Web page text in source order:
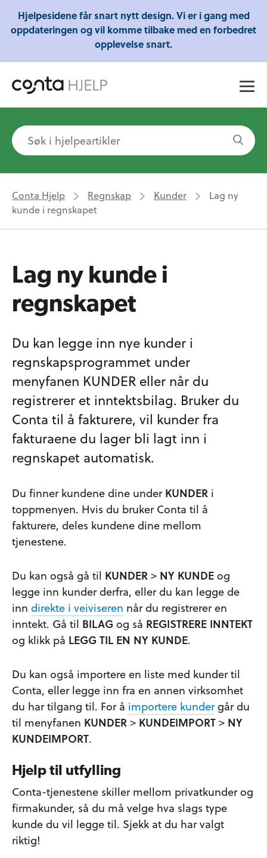
Gratis webinarer fra Conta - Lær om regnskap,
skatt og mye mer!
Conta Hjelp Regnskap Kunder
Lag ny
kunde i regnskapet
Lag ny kunde i
regnskapet
Du kan legge inn nye kunder i
regnskapsprogrammet under
menyfanen KUNDER eller når du
registrerer et inntektsbilag. Bruker du
Conta til å fakturere, vil kunder fra
fakturaene du lager bli lagt inn i
regnskapet automatisk.
Du finner kundene dine underKUNDER i
toppmenyen. Hvis du bruker Conta til å
fakturere, deles kundene dine mellom
tjenestene.
Du kan også gå til KUNDER> NY KUNDEog
legge inn kunder derfra, eller du kan legge de
inn direkte i veiviseren når du registrerer en
inntekt. Gå til BILAG og så REGISTRERE INNTEKT
og klikk på LEGG TIL EN NY KUNDE.
Du kan også importere en liste med kunder til
Conta, eller legge inn fra en annen virksomhet
du har tilgang til. For å importere kundergår du
til menyfanen KUNDER> KUNDEIMPORT> NY
KUNDEIMPORT.
Hjelp til utfylling
Conta-tjenestene skiller mellom privatkunder og
firmakunder, så du må velge hva slags type
kunde du vil legge til. Sjekk at du har valgt
riktig!
Hjelpesidene får snart nytt design. Vi er i gang med
oppdateringen og vil komme tilbake med en forbedret
opplevelse snart.